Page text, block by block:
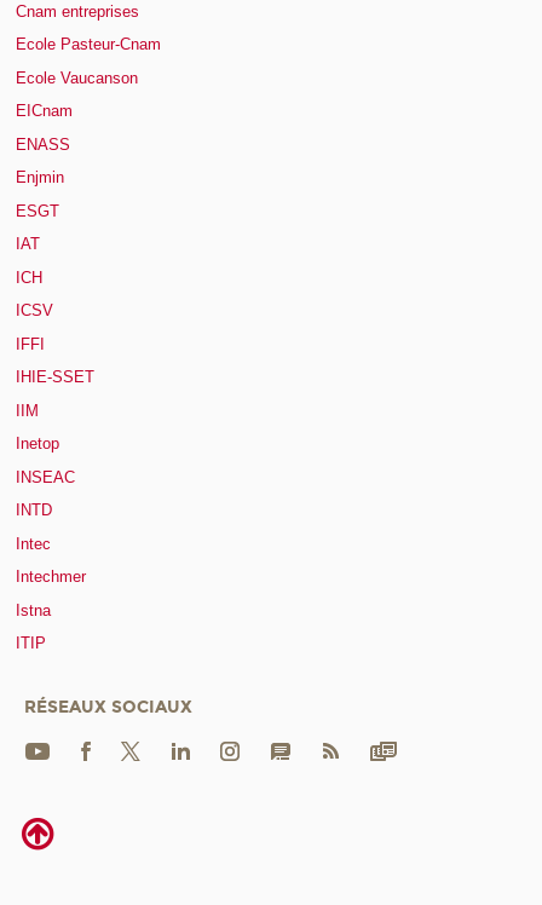
Cnam entreprises
Ecole Pasteur-Cnam
Ecole Vaucanson
EICnam
ENASS
Enjmin
ESGT
IAT
ICH
ICSV
IFFI
IHIE-SSET
IIM
Inetop
INSEAC
INTD
Intec
Intechmer
Istna
ITIP
RÉSEAUX SOCIAUX